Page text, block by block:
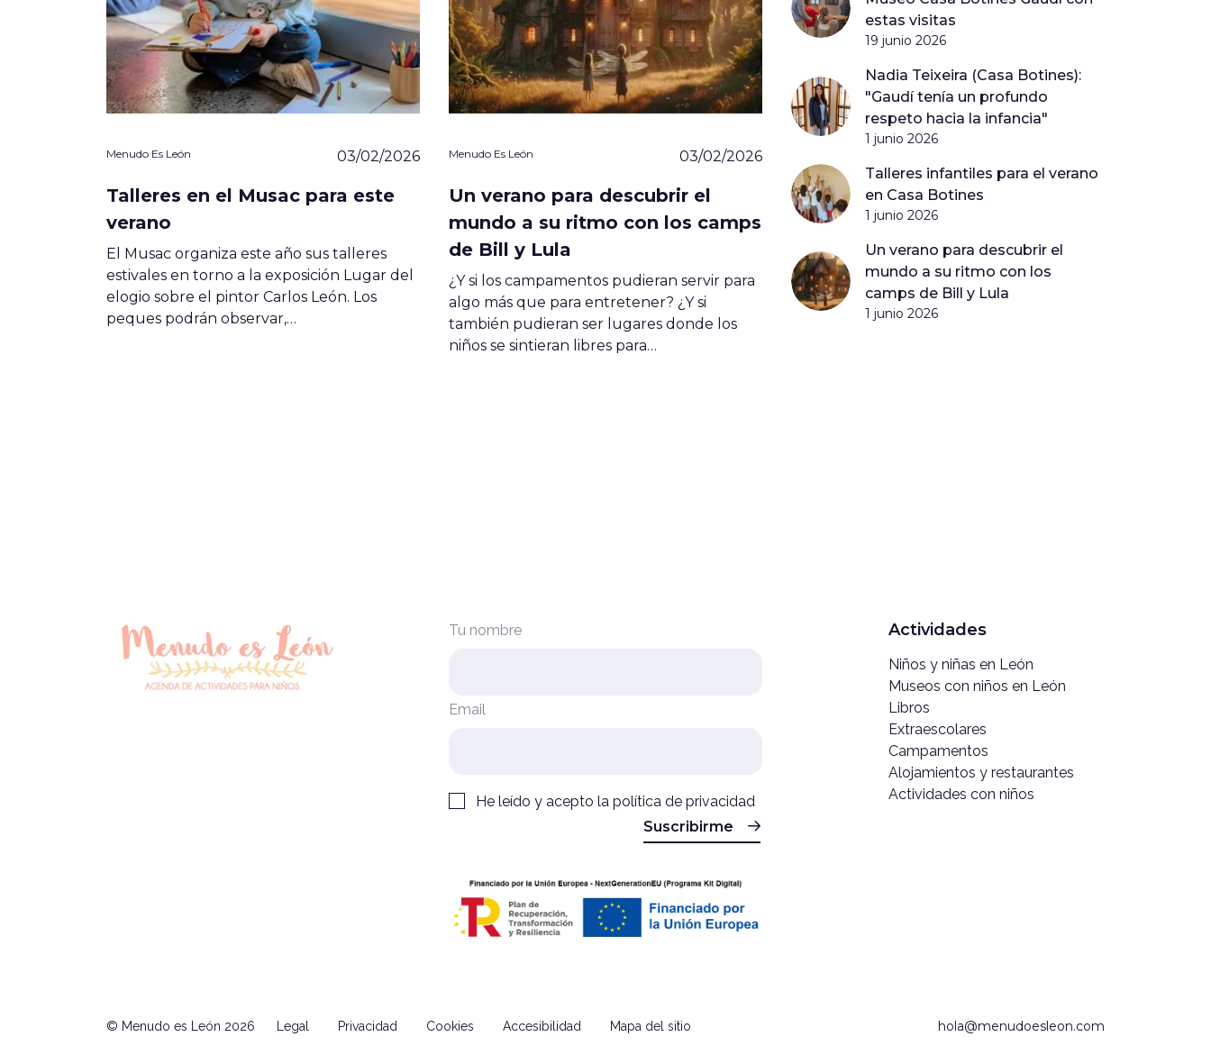
Menudo Es León 03/02/2026
Talleres en el Musac para este
verano
El Musac organiza este año sus talleres
estivales en torno a la exposición Lugar del
elogio sobre el pintor Carlos León. Los
peques podrán observar,…
Menudo Es León 03/02/2026
Un verano para descubrir el
mundo a su ritmo con los camps
de Bill y Lula
¿Y si los campamentos pudieran servir para
algo más que para entretener? ¿Y si
también pudieran ser lugares donde los
niños se sintieran libres para…
estas visitas
19 junio 2026
Nadia Teixeira (Casa Botines):
"Gaudí tenía un profundo
respeto hacia la infancia"
1 junio 2026
Talleres infantiles para el verano
en Casa Botines
1 junio 2026
Un verano para descubrir el
mundo a su ritmo con los
camps de Bill y Lula
1 junio 2026
Tu nombre
Email
He leído y acepto la política de privacidad
Suscribirme
Actividades
Niños y niñas en León
Museos con niños en León
Libros
Extraescolares
Campamentos
Alojamientos y restaurantes
Actividades con niños
© Menudo es León 2026 Legal Privacidad Cookies Accesibilidad Mapa del sitio hola@menudoesleon.com